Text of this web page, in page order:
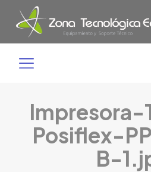
Impresora-
Posiflex-
B-